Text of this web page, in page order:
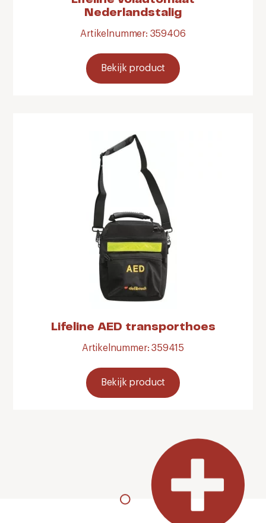
Nederlandstalig
Artikelnummer: 359406
Bekijk product
Lifeline AED transporthoes
Artikelnummer: 359415
Bekijk product